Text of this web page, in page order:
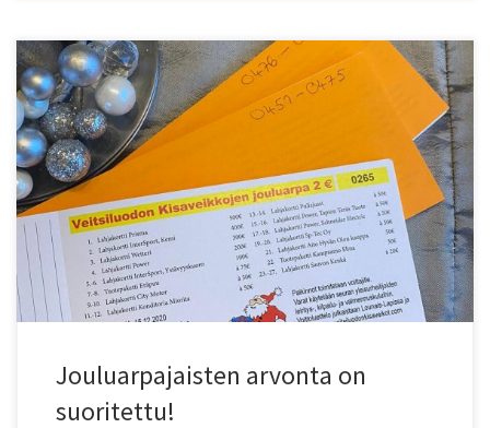
Koneellinen arvonta suoritettiin Kemin poliisiasemalla 16.12.2021
lupasihteeri Annika Keskitalon toimesta. Kiitämme arvan ostaneita
seuratoiminnan tukemisesta ja yhteistyökumppaneitamme
palkintojen lahjoituksista sekä aktiivisia arpamyyjiä toimintaan
osallistumisesta. Palkinnot toimitetaan voittajille! Toivotamme
liikunnallista tulevaa vuotta 2022 kaikille! Veitsiluodon Kisaveikot
ry:n […]
Jouluarpajaisten arvonta on
suoritettu!